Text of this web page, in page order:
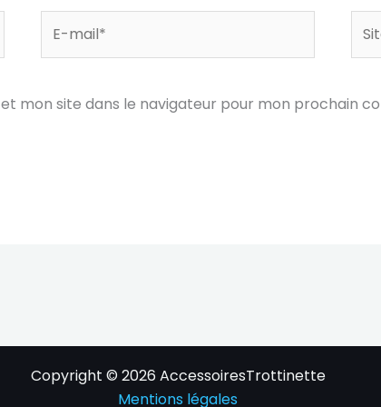
mail*
mon site dans le navigateur pour mon prochain
Copyright © 2026 AccessoiresTrottinette
Mentions légales